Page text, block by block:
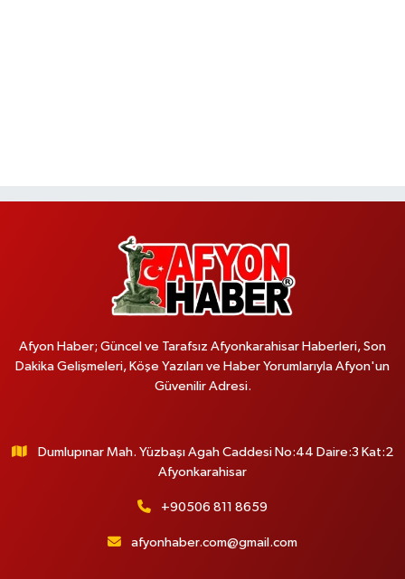
Afyon Haber; Güncel ve Tarafsız Afyonkarahisar Haberleri, Son
Dakika Gelişmeleri, Köşe Yazıları ve Haber Yorumlarıyla Afyon'un
Güvenilir Adresi.
Dumlupınar Mah. Yüzbaşı Agah Caddesi No:44 Daire:3 Kat:2
Afyonkarahisar
+90506 811 8659
afyonhaber.com@gmail.com